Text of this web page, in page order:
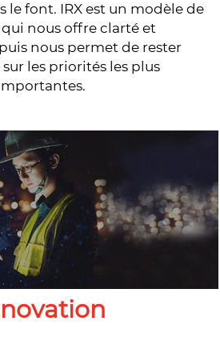
le font. IRX est un modèle de
qui nous offre clarté et
nous permet de rester
les priorités les plus